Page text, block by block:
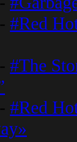
#Red
#The
#Red